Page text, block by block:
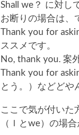
Shall we？ に対し
お断りの場合は、
Thank you for
ススメです。
No, thank you. 案
Thank you for
とう。）などどや
ここで気が付いた
（Ｉとwe）の場